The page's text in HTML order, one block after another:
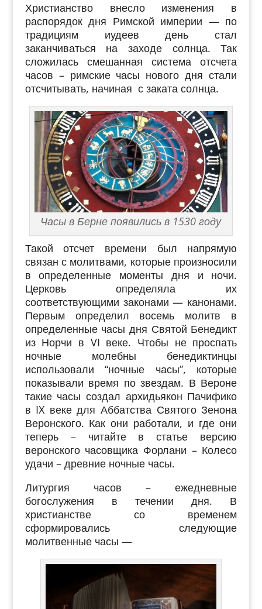
Христианство внесло изменения в
распорядок дня Римской империи — по
традициям иудеев день стал
заканчиваться на заходе солнца. Так
сложилась смешанная система отсчета
часов – римские часы нового дня стали
отсчитывать, начиная с заката солнца.
Часы в Берне появились в 1530 году
Такой отсчет времени был напрямую
связан с молитвами, которые произносили
в определенные моменты дня и ночи.
Церковь определяла их
соответствующими законами — канонами.
Первым определил восемь молитв в
определенные часы дня Святой Бенедикт
из Норчи в VI веке. Чтобы не проспать
ночные молебны бенедиктинцы
использовали “ночные часы”, которые
показывали время по звездам. В Вероне
такие часы создал архидьякон Пачифико
в IX веке для Аббатства Святого Зенона
Веронского. Как они работали, и где они
теперь – читайте в статье версию
веронского часовщика Форлани – Колесо
удачи – древние ночные часы.
Литургия часов – ежедневные
богослужения в течении дня. В
христианстве со временем
сформировались следующие
молитвенные часы —